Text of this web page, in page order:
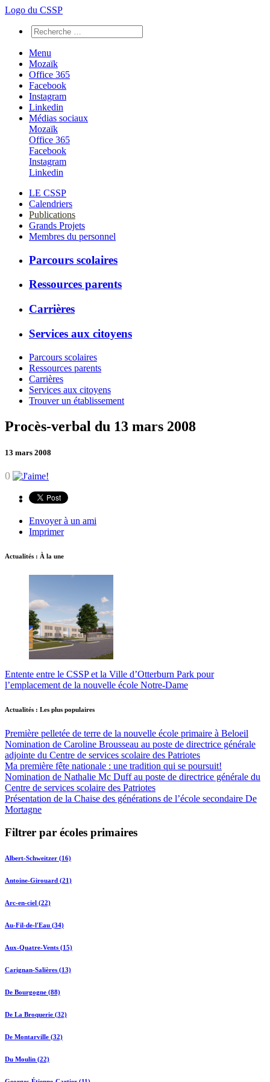
Logo du CSSP
Menu
Mozaïk
Office 365
Facebook
Instagram
Linkedin
Médias sociaux
Mozaïk
Office 365
Facebook
Instagram
Linkedin
LE CSSP
Calendriers
Publications
Grands Projets
Membres du personnel
Parcours scolaires
Ressources parents
Carrières
Services aux citoyens
Parcours scolaires
Ressources parents
Carrières
Services aux citoyens
Trouver un établissement
Procès-verbal du 13 mars 2008
13 mars 2008
0
Envoyer à un ami
Imprimer
Actualités : À la une
Entente entre le CSSP et la Ville d’Otterburn Park pour
l’emplacement de la nouvelle école Notre-Dame
Actualités : Les plus populaires
Première pelletée de terre de la nouvelle école primaire à Beloeil
Nomination de Caroline Brousseau au poste de directrice générale
adjointe du Centre de services scolaire des Patriotes
Ma première fête nationale : une tradition qui se poursuit!
Nomination de Nathalie Mc Duff au poste de directrice générale du
Centre de services scolaire des Patriotes
Présentation de la Chaise des générations de l’école secondaire De
Mortagne
Filtrer par écoles primaires
Albert-Schweitzer (16)
Antoine-Girouard (21)
Arc-en-ciel (22)
Au-Fil-de-l'Eau (34)
Aux-Quatre-Vents (15)
Carignan-Salières (13)
De Bourgogne (88)
De La Broquerie (32)
De Montarville (32)
Du Moulin (22)